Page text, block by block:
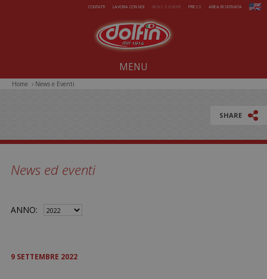
Salta al contenuto principaleCONTATTI LAVORA CON NOI NEWS E EVENTI PRESS AREA RISERVATA
MENU
Home › News e Eventi
SHARE
News ed eventi
ANNO:
9 SETTEMBRE 2022